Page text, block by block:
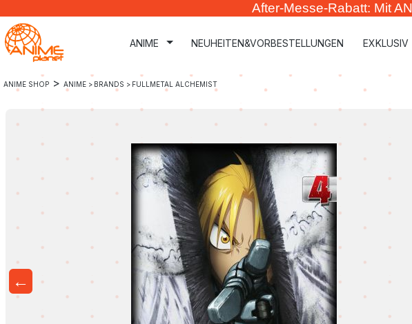
Hauptinhalt springen
Zur Suche springen
Zur Hauptnavigation springen
After-Messe-Rabatt: Mit
ANIME NEUHEITEN&VORBESTELLUNGEN EXKLUSIV
ANIME SHOP > ANIME > BRANDS > FULLMETAL ALCHEMIST
←